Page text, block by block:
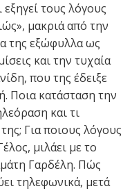
τους λόγους
μακριά από την
της εξώφυλλα ως
και την τυχαία
που της έδειξε
Ποια κατάσταση την
και τι
Για ποιους λόγους
μιλάει με το
Γαρδέλη. Πώς
τηλεφωνικά, μετά